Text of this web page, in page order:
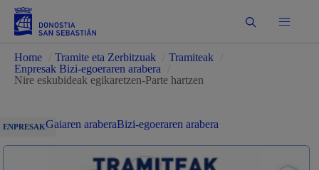
Bilatu
Home Tramite eta Zerbitzuak Tramiteak
Enpresak Bizi-egoeraren arabera
Nire eskubideak egikaretzen-Parte hartzen
ENPRESAKGaiaren araberaBizi-egoeraren arabera